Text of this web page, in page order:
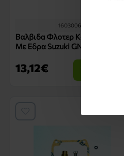
160300613
Βαλβιδα Φλοτερ Καρμπυρατερ
Με Εδρα Suzuki GN 250
13,12€